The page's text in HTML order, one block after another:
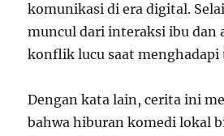
komunikasi di era digital.
muncul dari interaksi ibu dan
konflik lucu saat
Dengan kata lain, cerita ini
bahwa hiburan komedi lokal